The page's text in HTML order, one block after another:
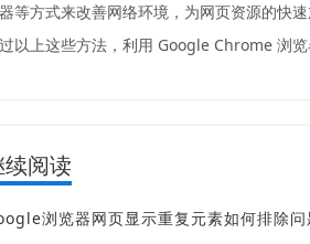
等方式来改善网络环境，为网页资源的快速
以上这些方法，利用 Google Chrome 浏
阅读
浏览器网页显示重复元素如何排除问